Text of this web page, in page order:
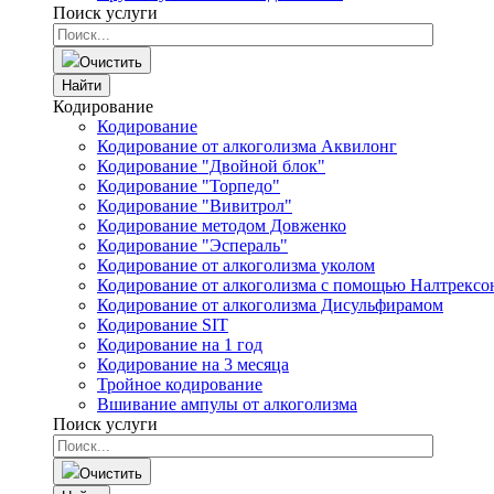
Поиск услуги
Очистить
Найти
Кодирование
Кодирование
Кодирование от алкоголизма Аквилонг
Кодирование "Двойной блок"
Кодирование "Торпедо"
Кодирование "Вивитрол"
Кодирование методом Довженко
Кодирование "Эспераль"
Кодирование от алкоголизма уколом
Кодирование от алкоголизма с помощью
Кодирование от алкоголизма Дисульфирамом
Кодирование SIT
Кодирование на 1 год
Кодирование на 3 месяца
Тройное кодирование
Вшивание ампулы от алкоголизма
Поиск услуги
Очистить